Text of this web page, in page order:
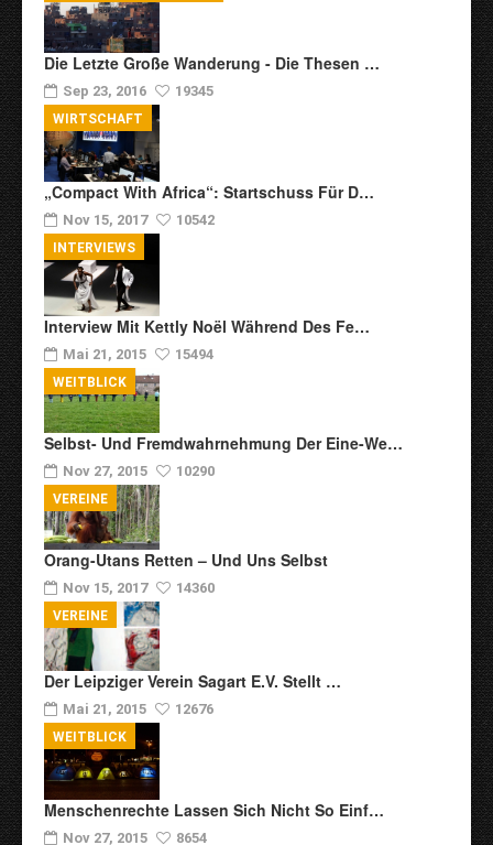
Die Letzte Große Wanderung - Die Thesen …
Sep 23, 2016 19345
„Compact With Africa“: Startschuss Für D…
Nov 15, 2017 10542
WIRTSCHAFT
Interview Mit Kettly Noël Während Des Fe…
Mai 21, 2015 15494
INTERVIEWS
Selbst- Und Fremdwahrnehmung Der Eine-We…
Nov 27, 2015 10290
WEITBLICK
Orang-Utans Retten – Und Uns Selbst
Nov 15, 2017 14360
VEREINE
Der Leipziger Verein Sagart E.V. Stellt …
Mai 21, 2015 12676
VEREINE
Menschenrechte Lassen Sich Nicht So Einf…
Nov 27, 2015 8654
WEITBLICK